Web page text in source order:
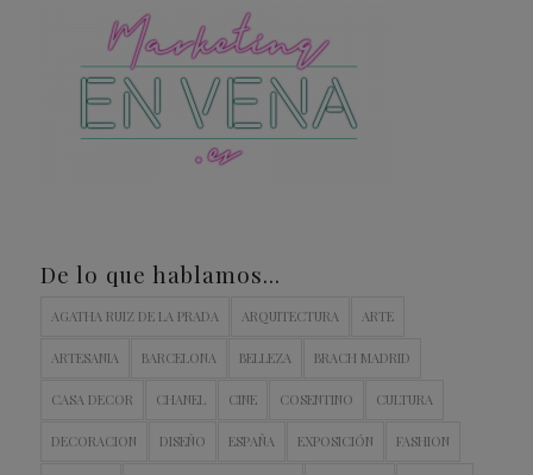
De lo que hablamos…
AGATHA RUIZ DE LA PRADA ARQUITECTURA ARTE
ARTESANIA BARCELONA BELLEZA BRACH MADRID
CASA DECOR CHANEL CINE COSENTINO CULTURA
DECORACION DISEÑO ESPAÑA EXPOSICIÓN FASHION